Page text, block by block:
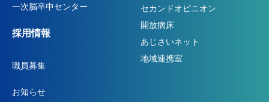
一次脳卒中センター
採用情報
職員募集
セカンドオピニオン
開放病床
あじさいネット
地域連携室
お知らせ